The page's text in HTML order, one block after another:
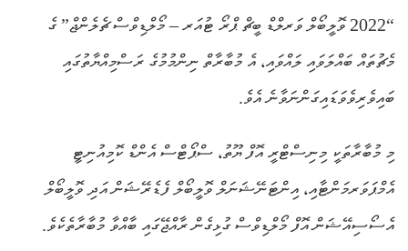
“2022 ވޮލީބޯލް ވަރލްޑް ބީޗް ޕްރޯ ޓުއަރ – މޯލްޑިވްސް ޗެލެންޖް” ގެ
މެޗުތައް ބައްލަވައި ލައްވައި، އެ މުބާރާތް ނިންމުމުގެ ރަސްމިއްޔާތުގައި
ބައިވެރިވެވަޑައިގަންނަވާނެ އެވެ.
މި މުބާރާތަކީ މިނިސްޓްރީ އޮފް ޔޫތު، ސްޕޯޓްސް އެންޑް ކޮމިއުނިޓީ
އެމްޕަވަރމަންޓާއި، އިންޓަނޭޝަނަލް ވޮލީބޯލް ފެޑެރޭޝަން އަދި ވޮލީބޯލް
އެސޯސިއޭޝަން އޮފް މޯލްޑިވްސް ގުޅިގެން ރާއްޖޭގައި ބާއްވާ މުބާރާތެކެވެ.